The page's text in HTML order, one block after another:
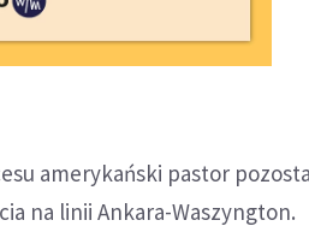
amerykański pastor
na linii Ankara-Waszyngton.